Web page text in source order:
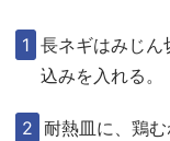
長ネギはみじん
込みを入れる。
耐熱皿に、鶏